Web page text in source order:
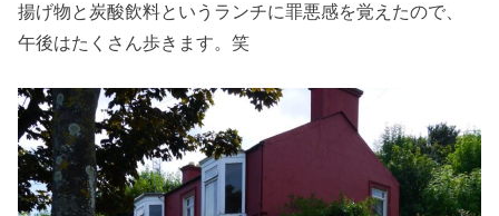
揚げ物と炭酸飲料というランチに罪悪感を覚えたので、
午後はたくさん歩きます。笑